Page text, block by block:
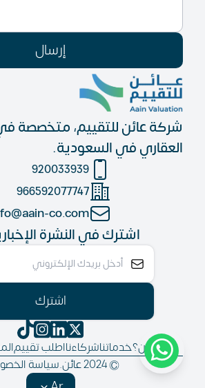
شركة عائن للتقييم، متخصصة
العقاري في السعودية.
اشترك في النشرة
اشترك
920033939
966592077747
co.com
إرسال
من نحن؟خدماتناشركاءنااطلب تقييم
© 2024 عائن.
سياسة